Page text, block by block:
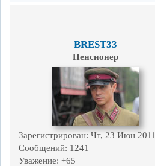
BREST33
Пенсионер
Зарегистрирован: Чт, 23 Июн 2011
Сообщений: 1241
Уважение: +65